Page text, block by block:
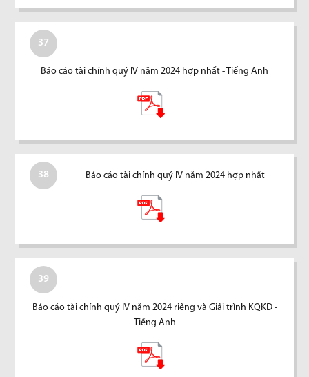
37
Báo cáo tài chính quý IV năm 2024 hợp nhất - Tiếng Anh
38 Báo cáo tài chính quý IV năm 2024 hợp nhất
39
Báo cáo tài chính quý IV năm 2024 riêng và Giải trình KQKD -
Tiếng Anh